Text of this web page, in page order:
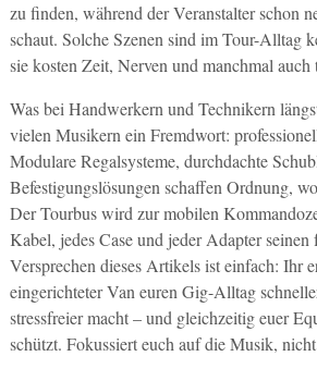
zu finden, während der Veranstalter schon
schaut. Solche Szenen sind im Tour-Alltag
sie kosten Zeit, Nerven und manchmal auch
Was bei Handwerkern und Technikern
vielen Musikern ein Fremdwort:
Modulare Regalsysteme, durchdachte
Befestigungslösungen schaffen Ordnung,
Der Tourbus wird zur mobilen
Kabel, jedes Case und jeder Adapter seinen
Versprechen dieses Artikels ist einfach: Ihr
eingerichteter Van euren Gig-Alltag
stressfreier macht – und gleichzeitig euer
schützt. Fokussiert euch auf die Musik,